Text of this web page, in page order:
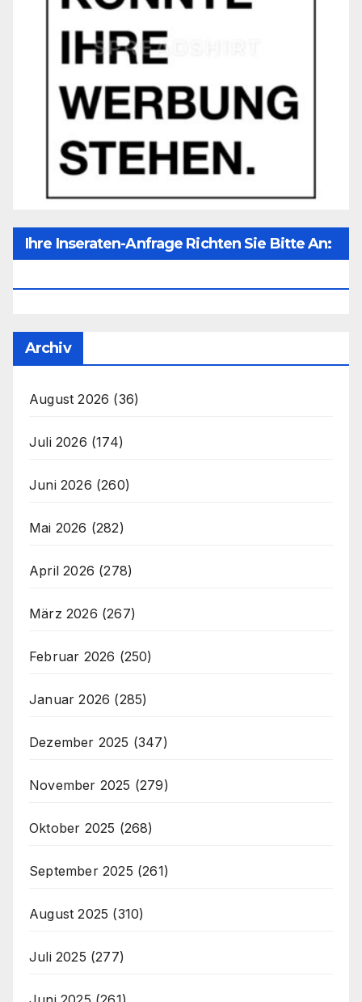
Ihre Inseraten-Anfrage Richten Sie Bitte An:
Archiv
August 2026 (36)
Juli 2026 (174)
Juni 2026 (260)
Mai 2026 (282)
April 2026 (278)
März 2026 (267)
Februar 2026 (250)
Januar 2026 (285)
Dezember 2025 (347)
November 2025 (279)
Oktober 2025 (268)
September 2025 (261)
August 2025 (310)
Juli 2025 (277)